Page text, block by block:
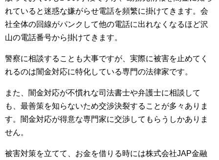
れていると迷惑な嫌がらせ電話を頻繁に掛けてきます。会
社全体の回線がパンクして他の電話に出れなくなるほど沢
山の電話番号から掛けてきます。
警察に相談することも大事ですが、実際に被害を止めてく
れるのは闇金対応に特化している専門の法律家です。
また、闇金対応が不慣れな司法書士や弁護士に相談して
も、最善策を知らないため交渉決裂することが多々ありま
す。闇金対応が得意な専門家に交渉してもらうしかありま
せん。
被害対策を立てて、お金を借りる時には株式会社JAP金融